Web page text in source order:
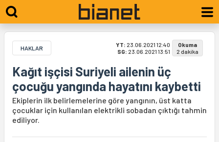
HAKLAR YT: 23.06.2021 12:40
SG: 23.06.2021 13:51
Okuma
2 dakika
Kağıt işçisi Suriyeli ailenin üç
çocuğu yangında hayatını kaybetti
Ekiplerin ilk belirlemelerine göre yangının, üst katta
çocuklar için kullanılan elektrikli sobadan çıktığı tahmin
ediliyor.